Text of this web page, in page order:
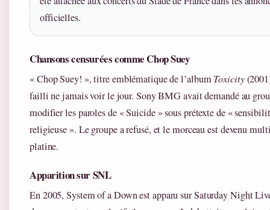
officielles.
Chansons censurées comme Chop Suey
« Chop Suey! », titre emblématique de l’albumToxicity
failli ne jamais voir le jour. Sony BMG avait demandé au
modifier les paroles de « Suicide » sous prétexte de «
religieuse ». Le groupe a refusé, et le morceau est devenu
platine.
Apparition sur SNL
En 2005, System of a Down est apparu sur Saturday Night